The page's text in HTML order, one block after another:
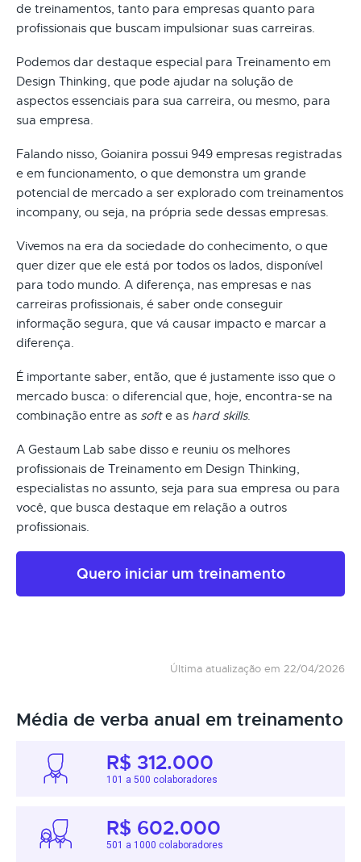
de treinamentos, tanto para empresas quanto para
profissionais que buscam impulsionar suas carreiras.
Podemos dar destaque especial para Treinamento em
Design Thinking, que pode ajudar na solução de
aspectos essenciais para sua carreira, ou mesmo, para
sua empresa.
Falando nisso, Goianira possui 949 empresas registradas
e em funcionamento, o que demonstra um grande
potencial de mercado a ser explorado com treinamentos
incompany, ou seja, na própria sede dessas empresas.
Vivemos na era da sociedade do conhecimento, o que
quer dizer que ele está por todos os lados, disponível
para todo mundo. A diferença, nas empresas e nas
carreiras profissionais, é saber onde conseguir
informação segura, que vá causar impacto e marcar a
diferença.
É importante saber, então, que é justamente isso que o
mercado busca: o diferencial que, hoje, encontra-se na
combinação entre as softe as hard skills.
A Gestaum Lab sabe disso e reuniu os melhores
profissionais de Treinamento em Design Thinking,
especialistas no assunto, seja para sua empresa ou para
você, que busca destaque em relação a outros
profissionais.
Quero iniciar um treinamento
Última atualização em 22/04/2026
Média de verba anual em treinamento
R$ 312.000
101 a 500 colaboradores
R$ 602.000
501 a 1000 colaboradores